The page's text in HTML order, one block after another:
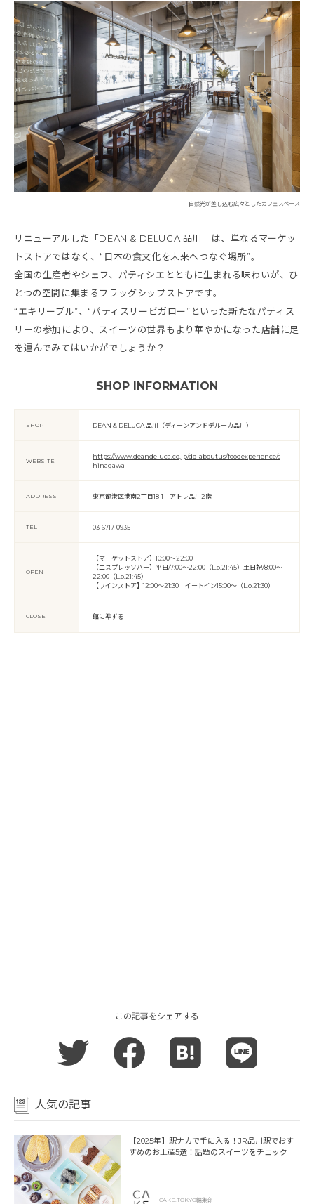
自然光が差し込む広々としたカフェスペース
リニューアルした「DEAN & DELUCA 品川」は、単なるマーケッ
トストアではなく、“日本の食文化を未来へつなぐ場所”。
全国の生産者やシェフ、パティシエとともに生まれる味わいが、ひ
とつの空間に集まるフラッグシップストアです。
“エキリーブル”、“パティスリービガロー”といった新たなパティス
リーの参加により、スイーツの世界もより華やかになった店舗に足
を運んでみてはいかがでしょうか？
SHOP INFORMATION
SHOP DEAN & DELUCA 品川（ディーンアンドデルーカ品川）
WEBSITE
https://www.deandeluca.co.jp/dd-aboutus/foodexperience/s
hinagawa
ADDRESS 東京都港区港南2丁目18-1 アトレ品川2階
TEL 03-6717-0935
OPEN
【マーケットストア】10:00～22:00
【エスプレッソバー】平日/7:00～22:00（L.o.21:45）土日祝/8:00～
22:00（L.o.21:45）
【ワインストア】12:00～21:30 イートイン15:00～（L.o.21:30）
CLOSE 館に準ずる
この記事をシェアする
人気の記事
【2025年】駅ナカで手に入る！JR品川駅でおす
すめのお土産5選！話題のスイーツをチェック
CAKE.TOKYO編集部